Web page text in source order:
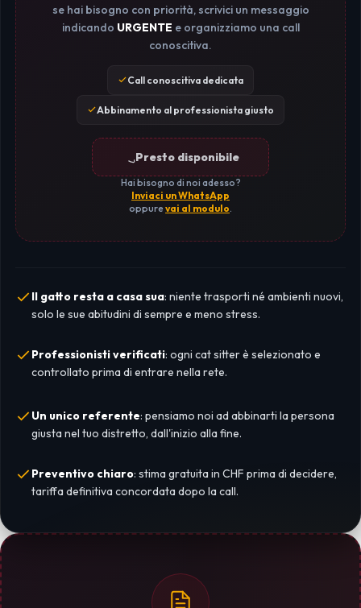
se hai bisogno con priorità, scrivici un messaggio
indicando URGENTE e organizziamo una call
conoscitiva.
Call conoscitiva dedicata
Abbinamento al professionista giusto
Presto disponibile
Hai bisogno di noi adesso?
Inviaci un WhatsApp
oppurevai al modulo.
Il gatto resta a casa sua: niente trasporti né ambienti nuovi,
solo le sue abitudini di sempre e meno stress.
Professionisti verificati: ogni cat sitter è selezionato e
controllato prima di entrare nella rete.
Un unico referente: pensiamo noi ad abbinarti la persona
giusta nel tuo distretto, dall'inizio alla fine.
Preventivo chiaro: stima gratuita in CHF prima di decidere,
tariffa definitiva concordata dopo la call.